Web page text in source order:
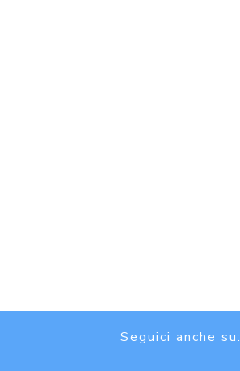
Seguici anche su: